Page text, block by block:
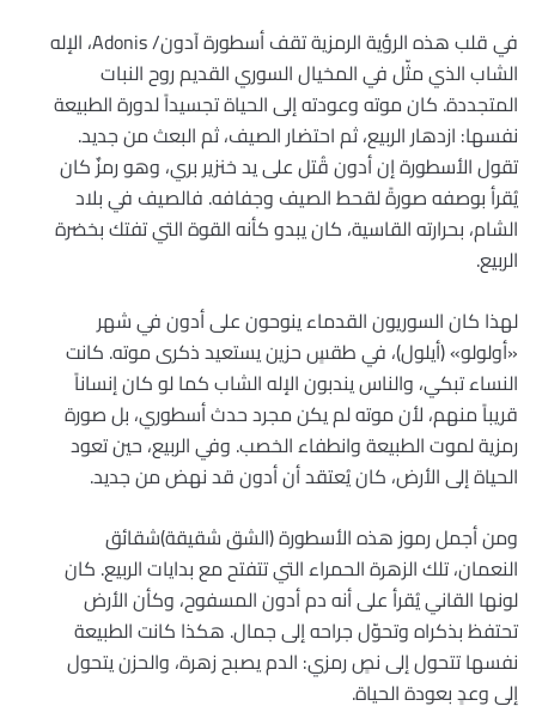
في قلب هذه الرؤية الرمزية تقف أسطورة آدون/ Adonis، الإله
الشاب الذي مثّل في المخيال السوري القديم روح النبات
المتجددة. كان موته وعودته إلى الحياة تجسيداً لدورة الطبيعة
نفسها: ازدهار الربيع، ثم احتضار الصيف، ثم البعث من جديد.
تقول الأسطورة إن أدون قُتل على يد خنزير بري، وهو رمزٌ كان
يُقرأ بوصفه صورةً لقحط الصيف وجفافه. فالصيف في بلاد
الشام، بحرارته القاسية، كان يبدو كأنه القوة التي تفتك بخضرة
الربيع.
لهذا كان السوريون القدماء ينوحون على أدون في شهر
«أولولو» (أيلول)، في طقسٍ حزين يستعيد ذكرى موته. كانت
النساء تبكي، والناس يندبون الإله الشاب كما لو كان إنساناً
قريباً منهم، لأن موته لم يكن مجرد حدث أسطوري، بل صورة
رمزية لموت الطبيعة وانطفاء الخصب. وفي الربيع، حين تعود
الحياة إلى الأرض، كان يُعتقد أن أدون قد نهض من جديد.
ومن أجمل رموز هذه الأسطورة (الشق شقيقة)شقائق
النعمان، تلك الزهرة الحمراء التي تتفتح مع بدايات الربيع. كان
لونها القاني يُقرأ على أنه دم أدون المسفوح، وكأن الأرض
تحتفظ بذكراه وتحوّل جراحه إلى جمال. هكذا كانت الطبيعة
نفسها تتحول إلى نصٍ رمزي: الدم يصبح زهرة، والحزن يتحول
إلى وعدٍ بعودة الحياة.